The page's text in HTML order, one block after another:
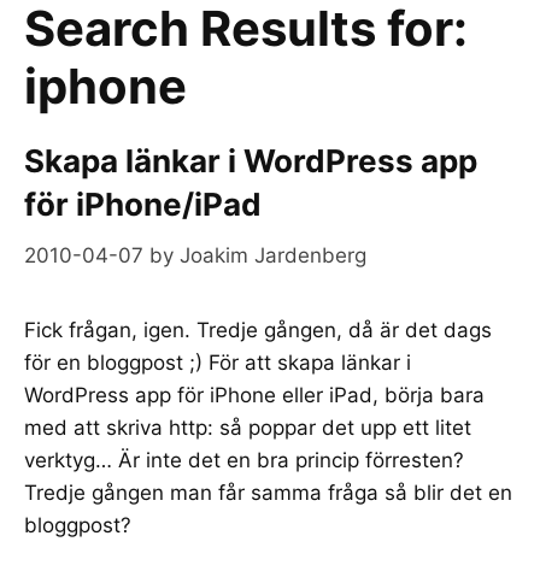
Search Results for:
iphone
Skapa länkar i WordPress app
för iPhone/iPad
2010-04-07 by Joakim Jardenberg
Fick frågan, igen. Tredje gången, då är det dags
för en bloggpost ;) För att skapa länkar i
WordPress app för iPhone eller iPad, börja bara
med att skriva http: så poppar det upp ett litet
verktyg… Är inte det en bra princip förresten?
Tredje gången man får samma fråga så blir det en
bloggpost?